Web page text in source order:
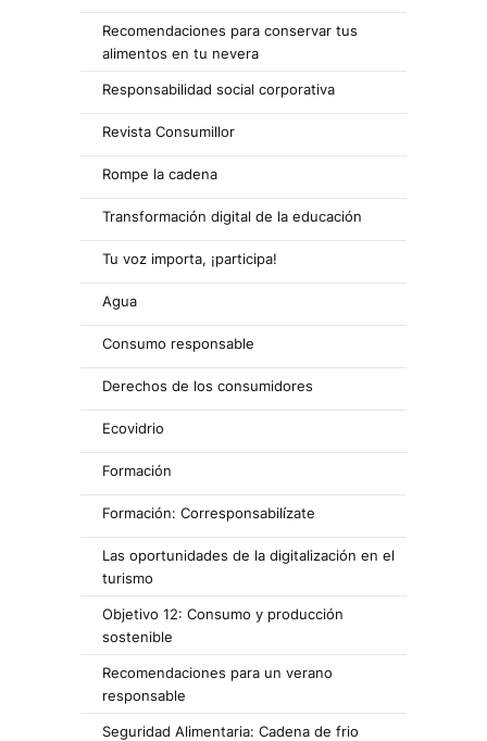
Recomendaciones para conservar tus
alimentos en tu nevera
Responsabilidad social corporativa
Revista Consumillor
Rompe la cadena
Transformación digital de la educación
Tu voz importa, ¡participa!
Agua
Consumo responsable
Derechos de los consumidores
Ecovidrio
Formación
Formación: Corresponsabilízate
Las oportunidades de la digitalización en el
turismo
Objetivo 12: Consumo y producción
sostenible
Recomendaciones para un verano
responsable
Seguridad Alimentaria: Cadena de frio